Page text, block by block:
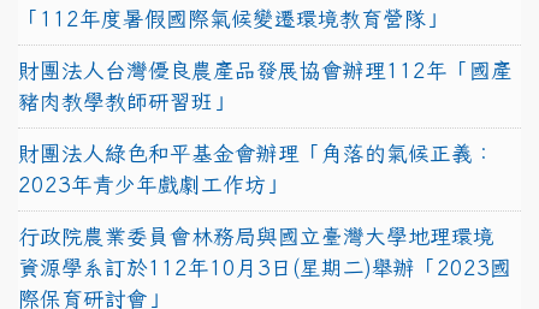
「112年度暑假國際氣候變遷環境教育營隊」
財團法人台灣優良農產品發展協會辦理112年「國產
豬肉教學教師研習班」
財團法人綠色和平基金會辦理「角落的氣候正義：
2023年青少年戲劇工作坊」
行政院農業委員會林務局與國立臺灣大學地理環境
資源學系訂於112年10月3日(星期二)舉辦「2023國
際保育研討會」